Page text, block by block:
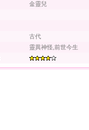
金靈兒
古代
靈異神怪,前世今生